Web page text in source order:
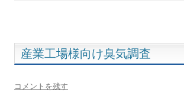
k
産業工場様向け臭気調査
コメントを残す